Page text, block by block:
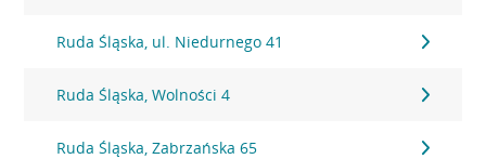
Ruda Śląska, ul. Niedurnego 41
Ruda Śląska, Wolności 4
Ruda Śląska, Zabrzańska 65